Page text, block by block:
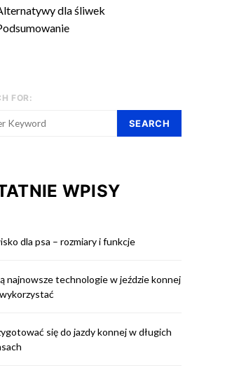
dla śliwek
FOR:
SEARCH
WPISY
dla psa – rozmiary i funkcje
najnowsze technologie w jeździe konnej
się do jazdy konnej w długich